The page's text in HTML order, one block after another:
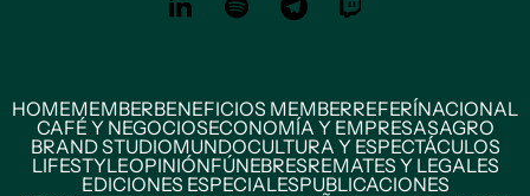
HOMEMEMBERBENEFICIOS MEMBERREFERÍNACIONAL
CAFÉ Y NEGOCIOSECONOMÍA Y EMPRESASAGRO
BRAND STUDIOMUNDOCULTURA Y ESPECTÁCULOS
LIFESTYLEOPINIÓNFÚNEBRESREMATES Y LEGALES
EDICIONES ESPECIALESPUBLICACIONES